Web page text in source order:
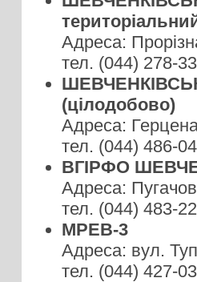
Адреса:
тел. (044) 278-
(цілодобово)
Адреса:
тел. (044) 486-
ВГІРФО
Адреса:
тел. (044) 483-
МРЕВ-3
Адреса: вул.
тел. (044) 427-